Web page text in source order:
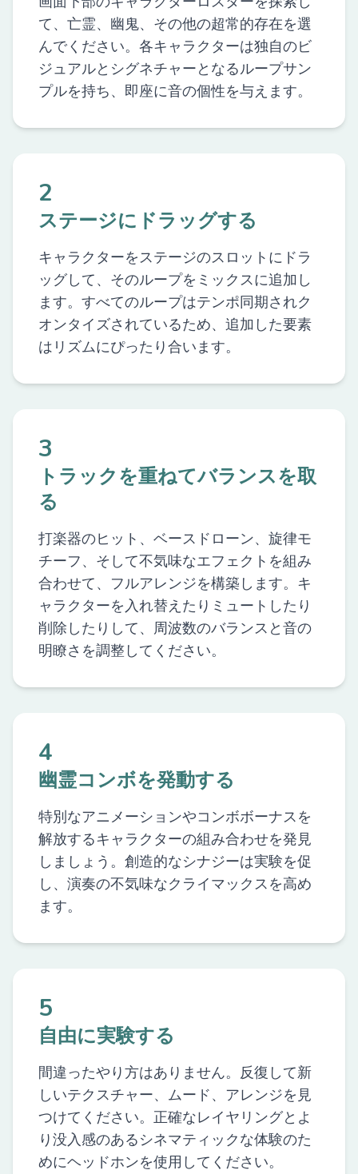
て、亡霊、幽鬼、その他の超常的存在を選
んでください。各キャラクターは独自のビ
ジュアルとシグネチャーとなるループサン
プルを持ち、即座に音の個性を与えます。
2
ステージにドラッグする
キャラクターをステージのスロットにドラ
ッグして、そのループをミックスに追加し
ます。すべてのループはテンポ同期されク
オンタイズされているため、追加した要素
はリズムにぴったり合います。
3
トラックを重ねてバランスを取
る
打楽器のヒット、ベースドローン、旋律モ
チーフ、そして不気味なエフェクトを組み
合わせて、フルアレンジを構築します。キ
ャラクターを入れ替えたりミュートしたり
削除したりして、周波数のバランスと音の
明瞭さを調整してください。
4
幽霊コンボを発動する
特別なアニメーションやコンボボーナスを
解放するキャラクターの組み合わせを発見
しましょう。創造的なシナジーは実験を促
し、演奏の不気味なクライマックスを高め
ます。
5
自由に実験する
間違ったやり方はありません。反復して新
しいテクスチャー、ムード、アレンジを見
つけてください。正確なレイヤリングとよ
り没入感のあるシネマティックな体験のた
めにヘッドホンを使用してください。